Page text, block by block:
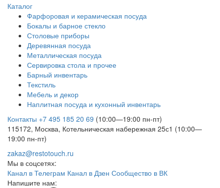
Каталог
Фарфоровая и керамическая посуда
Бокалы и барное стекло
Столовые приборы
Деревянная посуда
Металлическая посуда
Сервировка стола и прочее
Барный инвентарь
Текстиль
Мебель и декор
Наплитная посуда и кухонный инвентарь
Контакты +7 495 185 20 69 (10:00—19:00 пн-пт)
115172, Москва, Котельническая набережная 25с1 (10:00—
19:00 пн-пт)
zakaz@restotouch.ru
Мы в соцсетях:
Канал в Телеграм Канал в Дзен Сообщество в ВК
Напишите нам: